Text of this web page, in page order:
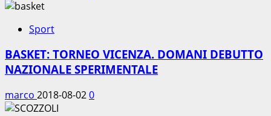
Sport
BASKET: TORNEO VICENZA. DOMANI DEBUTTO
NAZIONALE SPERIMENTALE
marco 2018-08-020